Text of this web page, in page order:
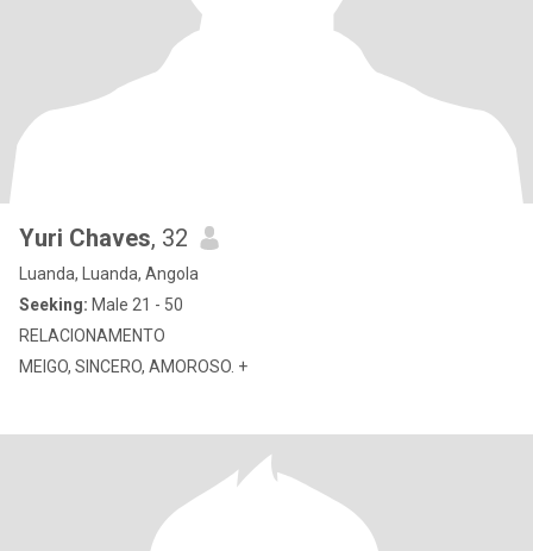
Yuri Chaves, 32
Luanda, Luanda, Angola
Seeking: Male 21 - 50
RELACIONAMENTO
MEIGO, SINCERO, AMOROSO. +